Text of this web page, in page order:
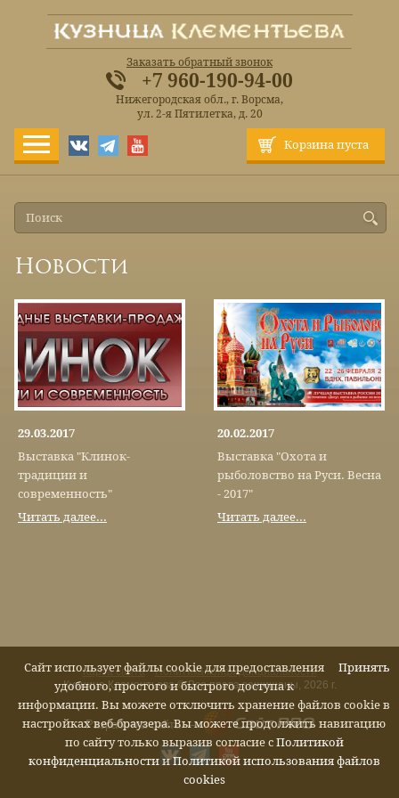
Корзина пуста
Заказать обратный звонок
+7 960-190-94-00
Нижегородская обл., г. Ворсма,
ул. 2-я Пятилетка, д. 20
Новости
29.03.2017
Выставка "Клинок-
традиции и
современность"
Читать далее...
20.02.2017
Выставка "Охота и
рыболовство на Руси. Весна
- 2017"
Читать далее...
Кузница Клементьева © Все права защищены, 2026 г.
Карта сайта Политика конфиденциальности
Разработка сайта —
Принять
Сайт использует файлы cookie для предоставления
удобного, простого и быстрого доступа к
информации. Вы можете отключить хранение файлов cookie в
настройках веб-браузера. Вы можете продолжить навигацию
по сайту только выразив согласие с Политикой
конфиденциальностииПолитикой использования файлов
cookies